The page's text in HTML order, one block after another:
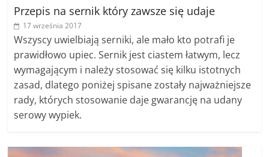
Przepis na sernik który zawsze się udaje
17 września 2017
Wszyscy uwielbiają serniki, ale mało kto potrafi je
prawidłowo upiec. Sernik jest ciastem łatwym, lecz
wymagającym i należy stosować się kilku istotnych
zasad, dlatego poniżej spisane zostały najważniejsze
rady, których stosowanie daje gwarancję na udany
serowy wypiek.